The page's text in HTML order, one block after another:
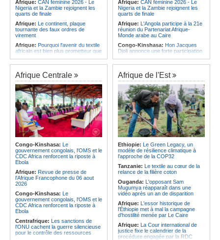
Afrique: CAN féminine 2026 - Le
Nigeria et la Zambie rejoignent les
quarts de finale
Afrique: Le continent, plaque
tournante des faux ordres de
virement
Afrique: Pourquoi l'avenir du textile
africain est bien plus prometteur que
Afrique:Les Africains en première
ligne face à la crise de la biodiversité
Afrique:L'essor historique de
l'Éthiopie met à mal la campagne
d'hostilité menée par Le Caire
Afrique:La Cour international de
justice fixe le calendrier de la
procédure engagée par la RDC
contre le Rwanda
Afrique:Visite du Président de la
République et de la Première Dame
à Yamoussoukro
Afrique:Le Forum de
l'entrepreneuriat de Sept Afrique se
veut une plateforme de mobilisation
des investissements
Afrique: CAN féminine 2026 - Le
Nigeria et la Zambie rejoignent les
quarts de finale
Afrique: L'Angola participe à la 21e
réunion du Partenariat Afrique-
Monde arabe au Caire
Congo-Kinshasa: Hon Jacques
Djoli annonce une forte participation
Angola:Le paiement échelonné
des services touristiques démarre
ce jeudi
Angola:Jiu-jitsu - Le pays
décroche une troisième médaille à
Abou Dabi
Afrique:Ju-Jitsu - La délégation
angolaise reçue par l'ambassadeur
d'Angola aux Émirats arabes unis
Angola:Une expédition automobile
favorise le tourisme à Humpata
Angola:La WAS-AC souhaite
collaborer avec le pays pour
stimuler l'aquaculture
Afrique Centrale
Congo-Kinshasa: Le
gouvernement congolais, l'OMS et le
CDC Africa renforcent la riposte à
Ebola
Afrique: Revue de presse de
l'Afrique Francophone du 06 aout
2026
Congo-Kinshasa: Le
gouvernement congolais, l'OMS et le
CDC Africa renforcent la riposte à
Ebola
Centrafrique: Les sanctions de
l'ONU cachent la guerre silencieuse
pour le contrôle des ressources
Afrique de l'Est
Ethiopie: Le Green Legacy, un
modèle de résilience climatique à
l'approche de la COP32
Tanzanie: Le textile au cœur de la
relance de la filière coton
Ouganda: L'opposant Sam
Mugumya réapparaît dans une
vidéo après un an de disparition
Afrique: L'essor historique de
l'Éthiopie met à mal la campagne
d'hostilité menée par Le Caire
Afrique: La Cour international de
justice fixe le calendrier de la
procédure engagée par la RDC